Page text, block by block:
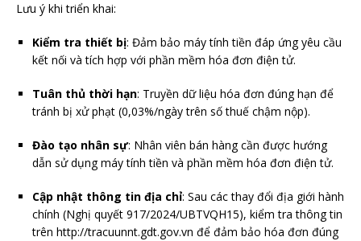
Lưu ý khi triển khai:
Kiểm tra thiết bị: Đảm bảo máy tính tiền đáp ứng yêu cầu
kết nối và tích hợp với phần mềm hóa đơn điện tử.
Tuân thủ thời hạn: Truyền dữ liệu hóa đơn đúng hạn để
tránh bị xử phạt (0,03%/ngày trên số thuế chậm nộp).
Đào tạo nhân sự: Nhân viên bán hàng cần được hướng
dẫn sử dụng máy tính tiền và phần mềm hóa đơn điện tử.
Cập nhật thông tin địa chỉ: Sau các thay đổi địa giới hành
chính (Nghị quyết 917/2024/UBTVQH15), kiểm tra thông tin
trên http://tracuunnt.gdt.gov.vn để đảm bảo hóa đơn đúng